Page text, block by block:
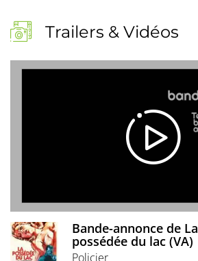
Trailers & Vidéos
Bande-annonce de La
possédée du lac (VA)
Policier